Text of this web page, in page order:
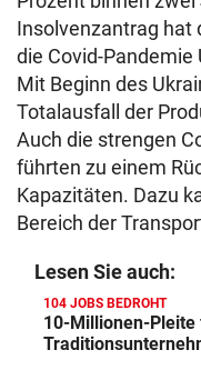
Insolvenzantrag hat
die Covid-
Mit Beginn des
Totalausfall der
Auch die strengen
führten zu einem
Kapazitäten. Dazu
Bereich der
Lesen Sie auch:
104 JOBS BEDROHT
10-Millionen-Pleite